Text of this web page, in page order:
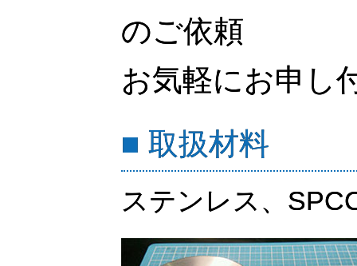
のご依頼
お気軽にお申し
■ 取扱材料
ステンレス、